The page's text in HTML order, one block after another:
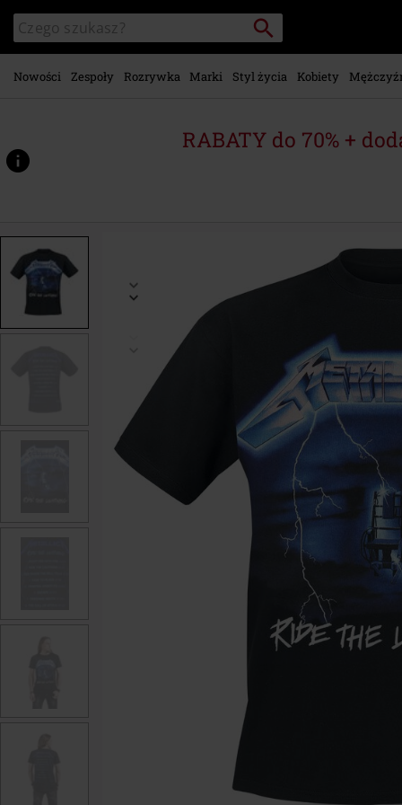
głównej
zawartości
Wyszukaj
katalog
Szukaj
Nowości Zespoły Rozrywka Marki Styl życia Kobiety
RABATY do 70% +
www.emp-
p/ride-
351667.html